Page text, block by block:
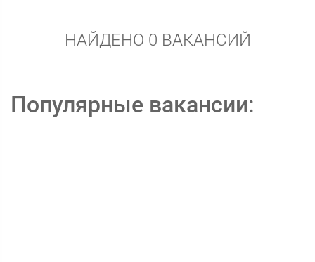
НАЙДЕНО 0 ВАКАНСИЙ
Популярные вакансии: